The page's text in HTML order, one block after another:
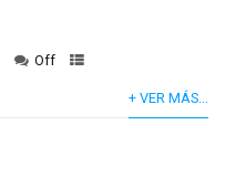
Off
+ VER MÁS...